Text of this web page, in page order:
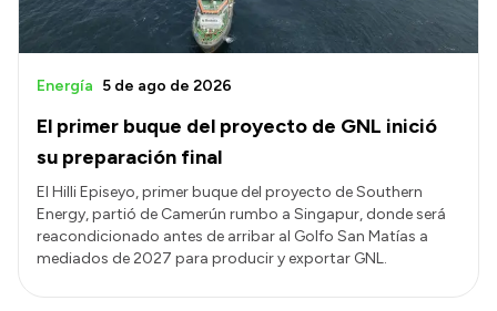
El primer buque del proyecto de GNL inició
su preparación final
Energía 5 de ago de 2026
El Hilli Episeyo, primer buque del proyecto de Southern
Energy, partió de Camerún rumbo a Singapur, donde será
reacondicionado antes de arribar al Golfo San Matías a
mediados de 2027 para producir y exportar GNL.